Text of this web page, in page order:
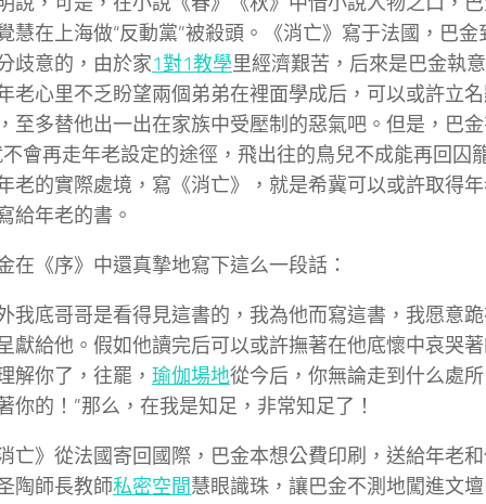
慧在上海做“反動黨”被殺頭。《消亡》寫于法國，巴
歧意的，由於家1對1教學里經濟艱苦，后來是巴金執
老心里不乏盼望兩個弟弟在裡面學成后，可以或許立
至多替他出一出在家族中受壓制的惡氣吧。但是，巴
不會再走年老設定的途徑，飛出往的鳥兒不成能再回囚
老的實際處境，寫《消亡》，就是希冀可以或許取得
給年老的書。
在《序》中還真摯地寫下這么一段話：
我底哥哥是看得見這書的，我為他而寫這書，我愿意
獻給他。假如他讀完后可以或許撫著在他底懷中哀哭
解你了，往罷， 瑜伽場地從今后，你無論走到什么處
你的！”那么，在我是知足，非常知足了！
亡》從法國寄回國際，巴金本想公費印刷，送給年老
陶師長教師私密空間慧眼識珠，讓巴金不測地闖進文